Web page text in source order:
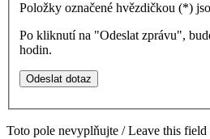
Položky označené hvězdičkou (*)
Po kliknutí na "Odeslat zprávu",
hodin.
Toto pole nevyplňujte / Leave this field